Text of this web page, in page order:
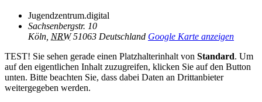
Jugendzentrum.digital
Sachsenbergstr. 10
Köln NRW 51063 Deutschland Google Karte anzeigen
TEST! Sie sehen gerade einen Platzhalterinhalt von Standard. Um
auf den eigentlichen Inhalt zuzugreifen, klicken Sie auf den Button
unten. Bitte beachten Sie, dass dabei Daten an Drittanbieter
weitergegeben werden.